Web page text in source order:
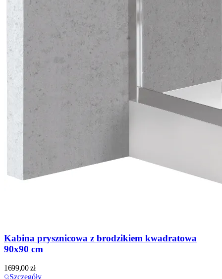
Kabina prysznicowa z brodzikiem kwadratowa
90x90 cm
1699,00zł
Szczegóły